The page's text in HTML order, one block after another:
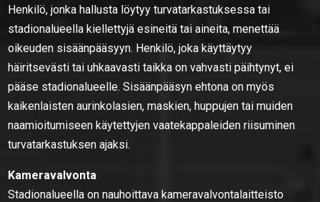
Henkilö, jonka hallusta löytyy turvatarkastuksessa tai
stadionalueella kiellettyjä esineitä tai aineita, menettää
oikeuden sisäänpääsyyn. Henkilö, joka käyttäytyy
häiritsevästi tai uhkaavasti taikka on vahvasti päihtynyt, ei
pääse stadionalueelle. Sisäänpääsyn ehtona on myös
kaikenlaisten aurinkolasien, maskien, huppujen tai muiden
naamioitumiseen käytettyjen vaatekappaleiden riisuminen
turvatarkastuksen ajaksi.
Kameravalvonta
Stadionalueella on nauhoittava kameravalvontalaitteisto